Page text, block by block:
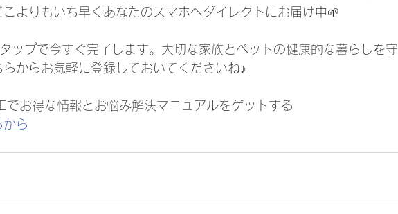
こよりもいち早くあなたのスマホへダイレクトにお届け中🌱
ップで今すぐ完了します。大切な家族とペットの健康的な暮らしを守
からお気軽に登録しておいてくださいね♪
でお得な情報とお悩み解決マニュアルをゲットする
から